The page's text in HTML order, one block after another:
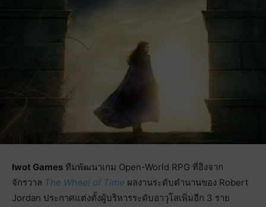
Iwot Games ทีมพัฒนาเกม Open-World RPG ที่อิงจาก
จักรวาล The Wheel of Time ผลงานระดับตำนานของ Robert
Jordan ประกาศแต่งตั้งผู้บริหารระดับอาวุโสเพิ่มอีก 3 ราย